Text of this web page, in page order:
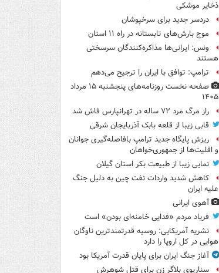
ذخایر موشکی
دردسر جدید برای سرخپوشان
موج بارش‌های تابستانه در راه ۱۱ استان
ونس: ایرانی‌ها مذاکره‌کنندگان سرسختی
هستند
ترامپ: توافق با ایران را ترجیح می‌دهم
صفحه نخست روزنامه‌های پنجشنبه ۱۵ مرداد
۱۴۰۵
راز مرگ مرد ۷۲ ساله در تهرانپارس فاش شد
قابی زیبا از قلعه بابک آذربایجان شرقی
ریزش پایگاه جدید ترامپ بافاصله‌گیری جوانان
و اقلیت‌ها از جمهوری‌خواهان
نمایی زیبا از طبیعت بکر استان گیلان
کاهش شدید واردات نفت چین به دلیل جنگ
علیه ایران
آهوی ایرانی
فریاد مردم «فدایی خامنه‌ای بودن» است
نشریه آمریکایی: روسیه قدرتمندترین ناوگان
هوایی در کل اروپا را دارد
آغاز جنگ ایران برای پایان قدرت آمریکا بود
سناریوی بلاگر زن برای قتل شوهرش